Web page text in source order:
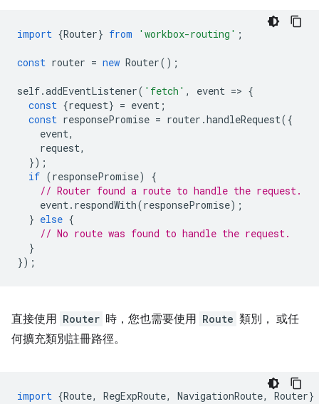
import {Router} from 'workbox-routing' ;
const router = new Router();
self.addEventListener( 'fetch' , event => {
const {request} = event ;
const responsePromise = router .handleRequest({
event,
request,
});
if (responsePromise)
{
// Router found a route to handle the request.
event. respondWith(responsePromise);
} else {
// No route was found to handle the request.
}
});
直接使用 Router 時，您也需要使用 Route 類別， 或任
何擴充類別註冊路徑。
import {Route, RegExpRoute, NavigationRoute, Router}